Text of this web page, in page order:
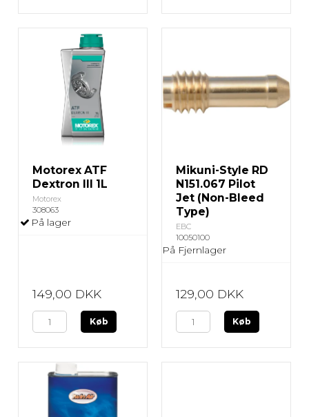
Motorex ATF
Dextron III 1L
Motorex
308063
På lager
149,00 DKK
Køb
Mikuni-Style RD
N151.067 Pilot
Jet (Non-Bleed
Type)
EBC
10050100
På Fjernlager
129,00 DKK
Køb